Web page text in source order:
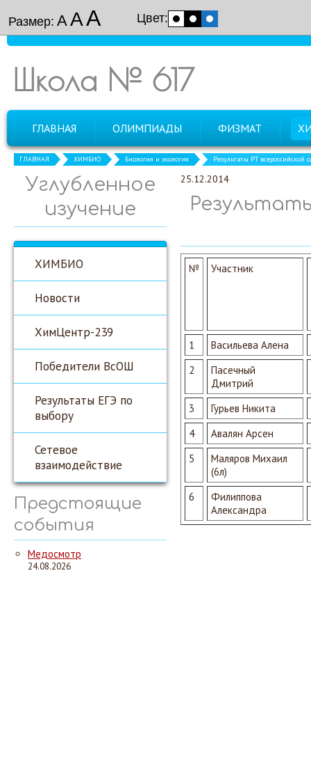
Размер: ААА Цвет:
Школа № 617
ГЛАВНАЯ ОЛИМПИАДЫ ФИЗМАТ
ГЛАВНАЯ ХИМБИО Биология и экология Результаты РТ
Углубленное
изучение
ХИМБИО
Новости
ХимЦентр-239
Победители ВсОШ
Результаты ЕГЭ по
выбору
Сетевое
взаимодействие
Предстоящие
события
Медосмотр
24.08.2026
25.12.2014
№ Участник
1
Васильева Алена
2
Пасечный
Дмитрий
3
Гурьев Никита
4
Авалян Арсен
5
Маляров Михаил
(6л)
6
Филиппова
Александра